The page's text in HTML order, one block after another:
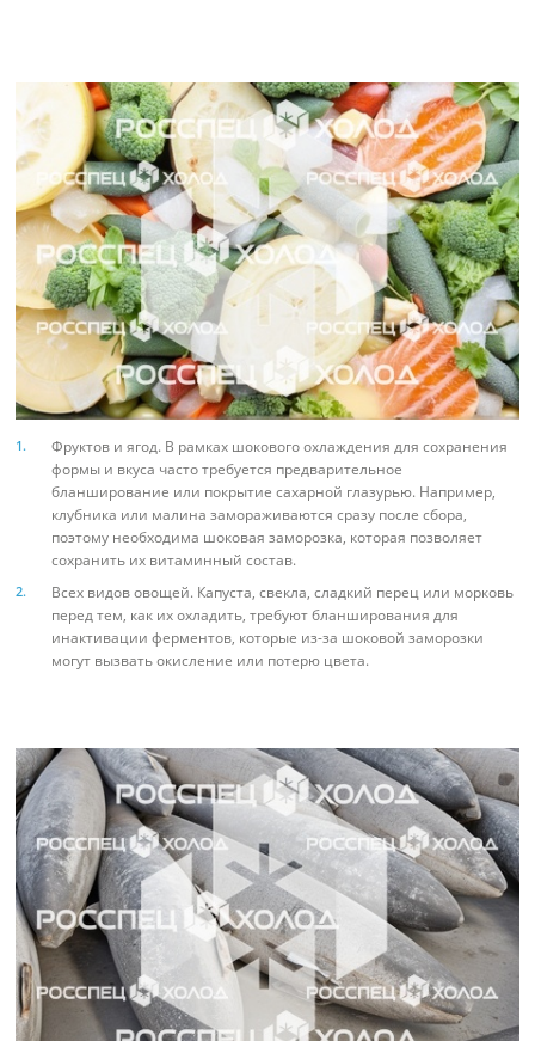
Фруктов и ягод. В рамках шокового охлаждения для сохранения
формы и вкуса часто требуется предварительное
бланширование или покрытие сахарной глазурью. Например,
клубника или малина замораживаются сразу после сбора,
поэтому необходима шоковая заморозка, которая позволяет
сохранить их витаминный состав.
Всех видов овощей. Капуста, свекла, сладкий перец или морковь
перед тем, как их охладить, требуют бланширования для
инактивации ферментов, которые из-за шоковой заморозки
могут вызвать окисление или потерю цвета.